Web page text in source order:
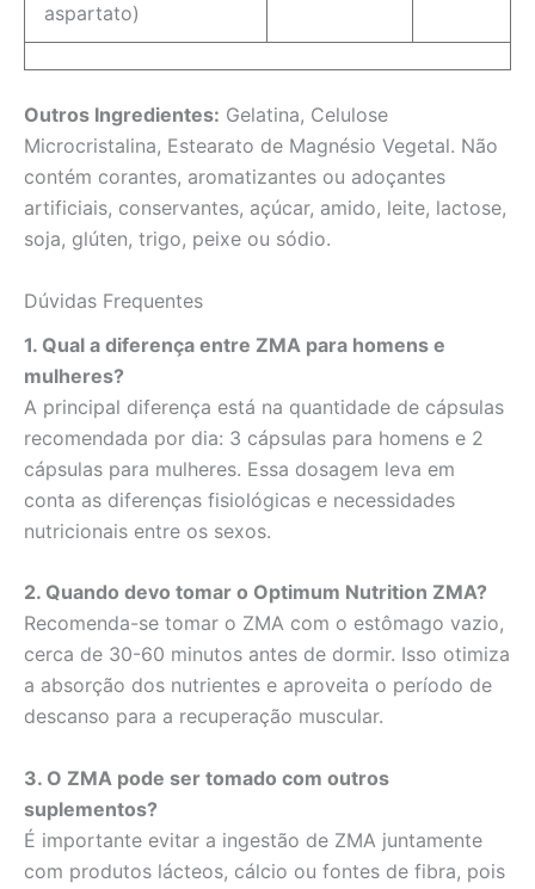
aspartato)
Outros Ingredientes: Gelatina, Celulose
Microcristalina, Estearato de Magnésio Vegetal. Não
contém corantes, aromatizantes ou adoçantes
artificiais, conservantes, açúcar, amido, leite, lactose,
soja, glúten, trigo, peixe ou sódio.
Dúvidas Frequentes
1. Qual a diferença entre ZMA para homens e
mulheres?
A principal diferença está na quantidade de cápsulas
recomendada por dia: 3 cápsulas para homens e 2
cápsulas para mulheres. Essa dosagem leva em
conta as diferenças fisiológicas e necessidades
nutricionais entre os sexos.
2. Quando devo tomar o Optimum Nutrition ZMA?
Recomenda-se tomar o ZMA com o estômago vazio,
cerca de 30-60 minutos antes de dormir. Isso otimiza
a absorção dos nutrientes e aproveita o período de
descanso para a recuperação muscular.
3. O ZMA pode ser tomado com outros
suplementos?
É importante evitar a ingestão de ZMA juntamente
com produtos lácteos, cálcio ou fontes de fibra, pois